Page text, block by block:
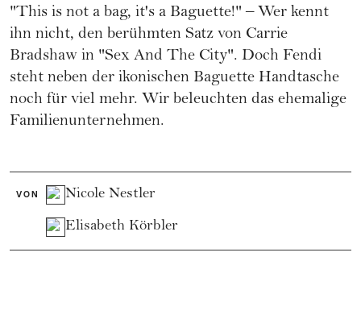
"This is not a bag, it's a Baguette!" – Wer kennt
ihn nicht, den berühmten Satz von Carrie
Bradshaw in "Sex And The City". Doch Fendi
steht neben der ikonischen Baguette Handtasche
noch für viel mehr. Wir beleuchten das ehemalige
Familienunternehmen.
VON Nicole Nestler
Elisabeth Körbler